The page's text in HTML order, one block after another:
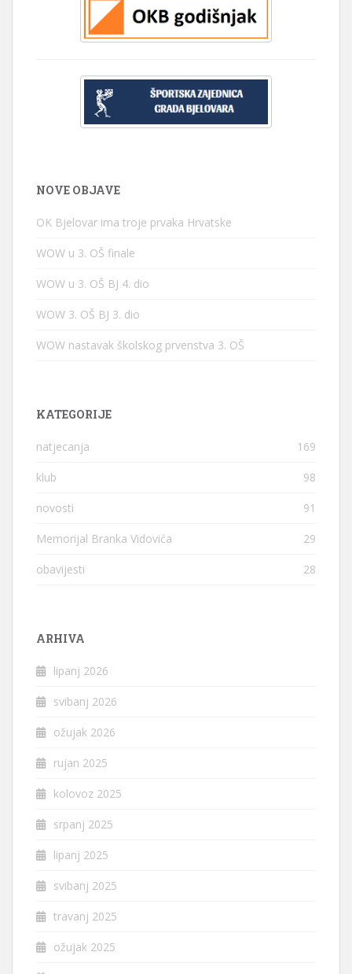
NOVE OBJAVE
OK Bjelovar ima troje prvaka Hrvatske
WOW u 3. OŠ finale
WOW u 3. OŠ BJ 4. dio
WOW 3. OŠ BJ 3. dio
WOW nastavak školskog prvenstva 3. OŠ
KATEGORIJE
natjecanja 169
klub 98
novosti 91
Memorijal Branka Vidovića 29
obavijesti 28
ARHIVA
lipanj 2026
svibanj 2026
ožujak 2026
rujan 2025
kolovoz 2025
srpanj 2025
lipanj 2025
svibanj 2025
travanj 2025
ožujak 2025